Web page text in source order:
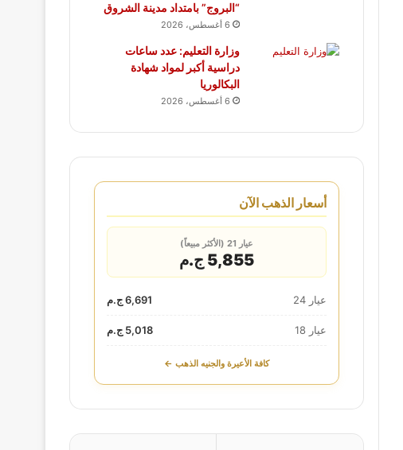
“البروج” بامتداد مدينة الشروق
6 أغسطس، 2026
وزارة التعليم: عدد ساعات
دراسية أكبر لمواد شهادة
البكالوريا
6 أغسطس، 2026
أسعار الذهب الآن
عيار 21 (الأكثر مبيعاً)
5,855 ج.م
عيار 24 6,691 ج.م
عيار 18 5,018 ج.م
كافة الأعيرة والجنيه الذهب ←